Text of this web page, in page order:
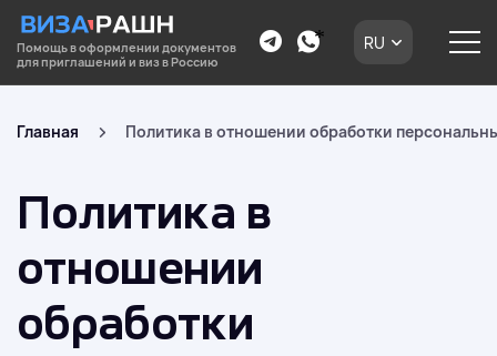
Помощь в оформлении документов
для приглашений и виз в Россию
RU
Главная Политика в отношении обработки
Политика в
отношении
обработки